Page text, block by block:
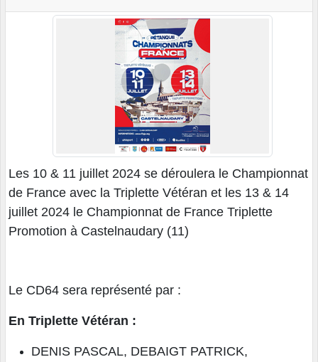
Les 10 & 11 juillet 2024 se déroulera le Championnat
de France avec la Triplette Vétéran et les 13 & 14
juillet 2024 le Championnat de France Triplette
Promotion à Castelnaudary (11)
Le CD64 sera représenté par :
En Triplette Vétéran :
DENIS PASCAL, DEBAIGT PATRICK,